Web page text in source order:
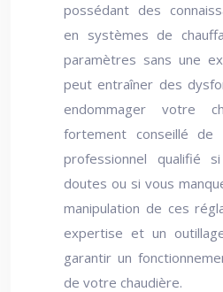
possédant des
en systèmes de
paramètres sans une
peut entraîner des
endommager votre
fortement conseillé
professionnel qualifié
doutes ou si vous
manipulation de ces
expertise et un
garantir un
de votre chaudière.